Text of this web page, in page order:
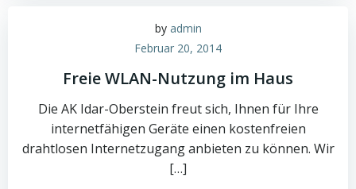
by admin
Februar 20, 2014
Freie WLAN-Nutzung im Haus
Die AK Idar-Oberstein freut sich, Ihnen für Ihre
internetfähigen Geräte einen kostenfreien
drahtlosen Internetzugang anbieten zu können. Wir
[…]